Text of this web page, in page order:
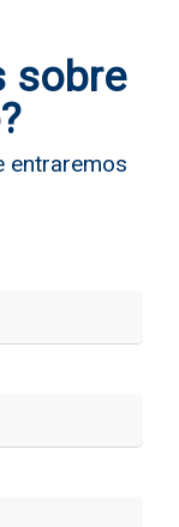
sobre
entraremos